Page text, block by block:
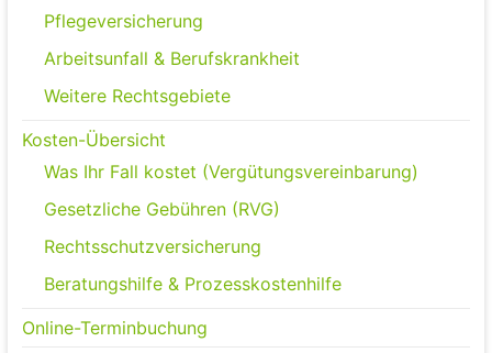
Pflegeversicherung
Arbeitsunfall & Berufskrankheit
Weitere Rechtsgebiete
Kosten-Übersicht
Was Ihr Fall kostet (Vergütungsvereinbarung)
Gesetzliche Gebühren (RVG)
Rechtsschutzversicherung
Beratungshilfe & Prozesskostenhilfe
Online-Terminbuchung